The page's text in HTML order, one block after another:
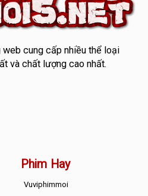
cung cấp nhiều thể loại
và chất lượng cao nhất.
Phim Hay
Vuviphimmoi